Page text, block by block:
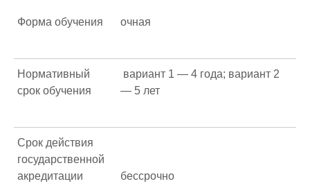
Форма обучения очная
Нормативный
срок обучения
вариант 1 — 4 года; вариант 2
— 5 лет
Срок действия
государственной
акредитации
бессрочно